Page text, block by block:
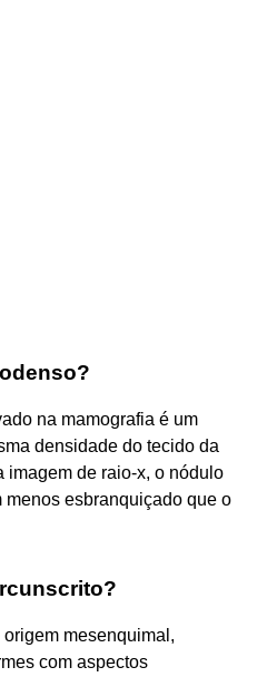
na mamografia é um
densidade do tecido da
imagem de raio-x, o nódulo
menos esbranquiçado que o
mesenquimal,
com aspectos